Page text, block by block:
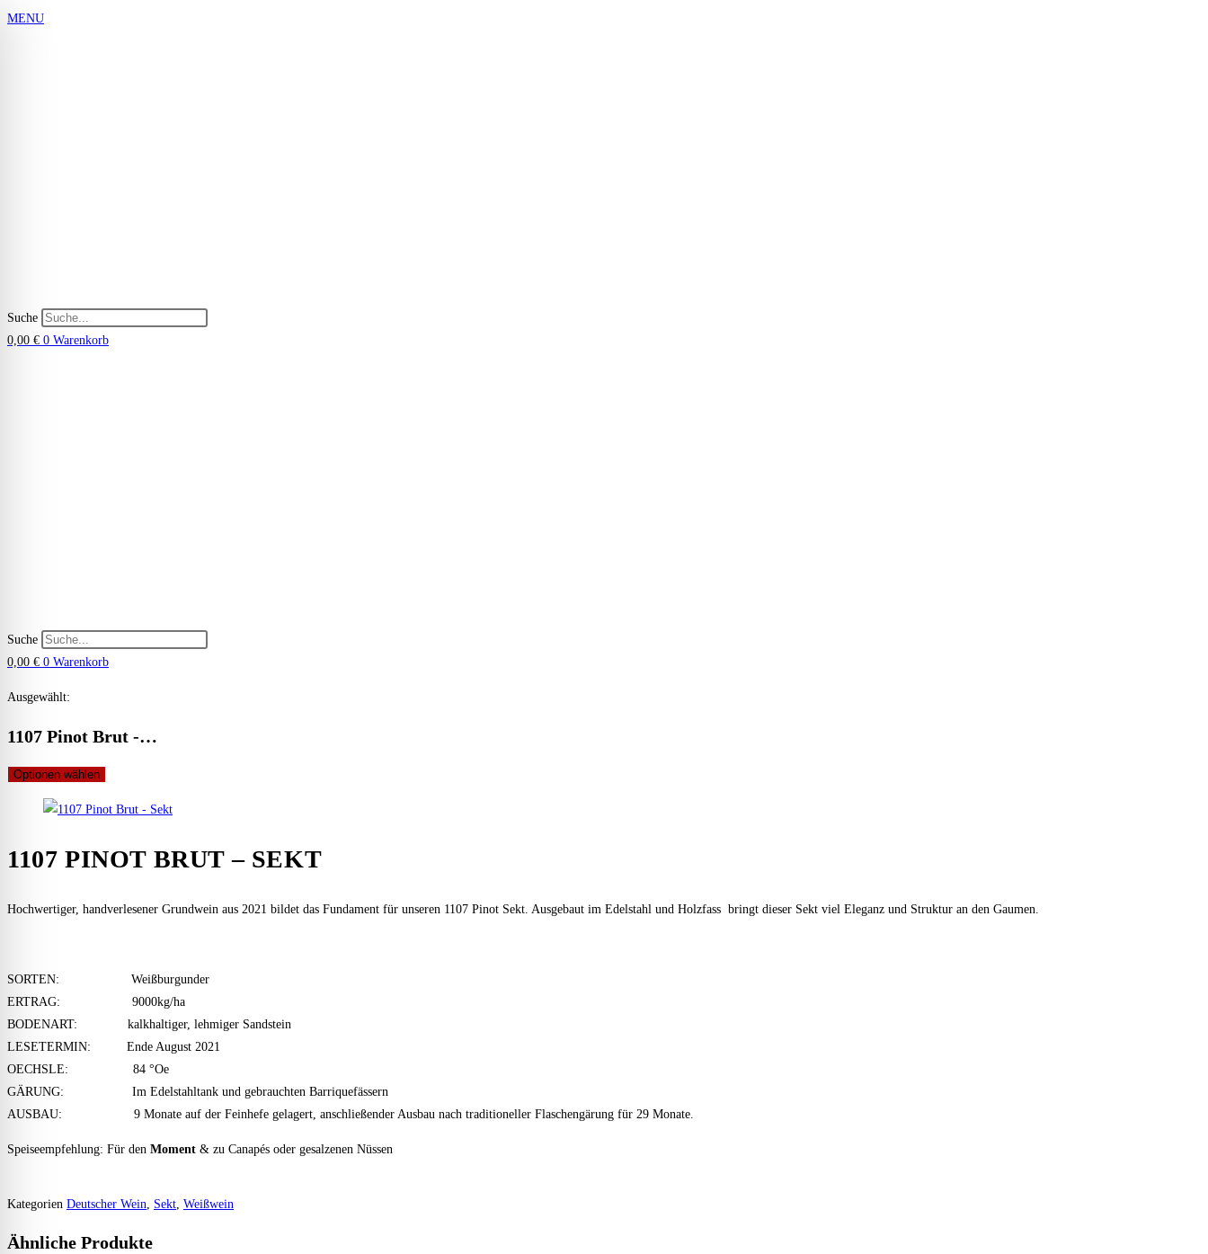
Zum
MENU
Suche
0,00 € 0 Warenkorb
Suche
0,00 € 0 Warenkorb
Ausgewählt:
1107 Pinot Brut -…
Optionen wählen
1107 PINOT BRUT – SEKT
Hochwertiger, handverlesener Grundwein aus 2021 bildet das Fundament für unseren 1107 Pinot Sekt. Ausgebaut im Edelstahl und Holzfass bringt dieser Sekt viel Eleganz und Struktur an den Gaumen.
SORTEN: Weißburgunder
ERTRAG: 9000kg/ha
BODENART: kalkhaltiger, lehmiger Sandstein
LESETERMIN: Ende August 2021
OECHSLE: 84 °Oe
GÄRUNG: Im Edelstahltank und gebrauchten Barriquefässern
AUSBAU: 9 Monate auf der Feinhefe gelagert, anschließender Ausbau nach traditioneller Flaschengärung für 29 Monate.
Speiseempfehlung: Für den Moment & zu Canapés oder gesalzenen Nüssen
Kategorien Deutscher Wein Sekt Weißwein
Ähnliche Produkte